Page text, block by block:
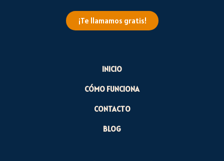
¡Te llamamos gratis!
INICIO
CÓMO FUNCIONA
CONTACTO
BLOG